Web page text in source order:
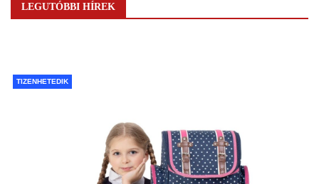
LEGUTÓBBI HÍREK
TIZENHETEDIK